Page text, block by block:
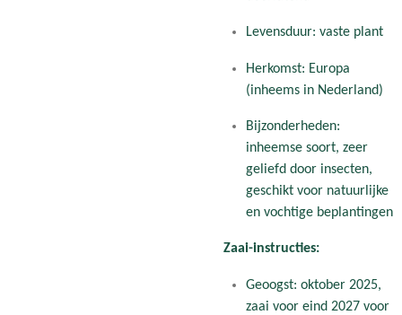
Levensduur: vaste plant
Herkomst: Europa
(inheems in Nederland)
Bijzonderheden:
inheemse soort, zeer
geliefd door insecten,
geschikt voor natuurlijke
en vochtige beplantingen
Zaai-instructies:
Geoogst: oktober 2025,
zaai voor eind 2027 voor